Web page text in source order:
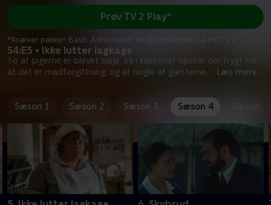
S4:E5 • Ikke lutter lagkage
To af pigerne er blevet sløje, så i køkkenet opstår der frygt for,
at det er madforgiftning, og at nogle af gæsterne... Læs mere
Prøv TV 2 Play*
*Kræver pakken Basis. Administrer dit abonnement på Mit TV 2.
Sæson 1 Sæson 2 Sæson 3 Sæson 4 Sæson 5